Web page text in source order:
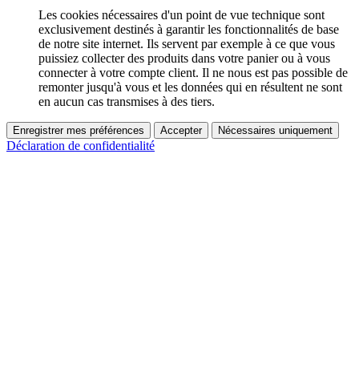
Les cookies nécessaires d'un point de vue technique sont
exclusivement destinés à garantir les fonctionnalités de base
de notre site internet. Ils servent par exemple à ce que vous
puissiez collecter des produits dans votre panier ou à vous
connecter à votre compte client. Il ne nous est pas possible de
remonter jusqu'à vous et les données qui en résultent ne sont
en aucun cas transmises à des tiers.
Enregistrer mes préférences Accepter Nécessaires uniquement
Déclaration de confidentialité